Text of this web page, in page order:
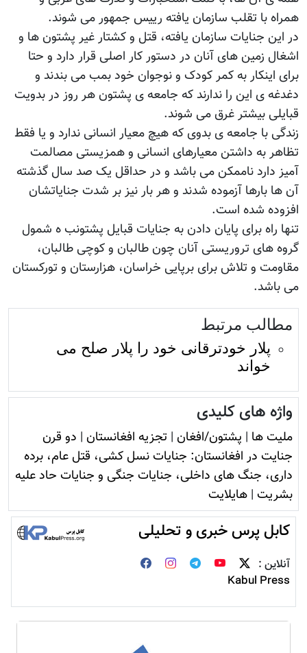
همراه با تقلب سازمان یافته رییس جمهور می شوند.
در این جنایات سازمان یافته، قتل و کشتار غیر پشتون ها و
اشغال زمین های آنان در دستور کار اصلی قرار دارد و حتا
برای اینکار به کمر کودک و نوجوان خود بمب می بندند و
دغدغه ی این را ندارند که جامعه ی پشتون هر روز در بدویت
قبایلی بیشتر غرق می شوند.
زندگی با جامعه ی بدوی که هیچ معیار انسانی ندارد و یا فقط
تظاهر به داشتن معیارهای انسانی و همزیستی مصالمت
آمیز دارد ناممکن می باشد و در حداقل یک صد سال گذشته
آن ها بارها آزموده شدند و هر بار نیز بر شدت جنایاتشان
افزوده شده است.
تنها راه برای پایان دادن به جنایات قبایل پشتونب ه شمول
گروه های تروریستی آنان چون طالبان و کوچی طالبان،
مقاومت و تلاش برای برپایی خراسان، هزارستان و تورکستان
می باشد.
مطالب مرتبط
پلار خودترقانی خود را پلار صلح می
خواند
واژه های کلیدی
ملیت ها | پشتون/افغان | تجزیه افغانستان | دو قرن
جنایت در افغانستان: جنایات نسل کشی، قتل عام، برده
داری، جنگ های داخلی، جنایات جنگی و جنایات حاد علیه
بشریت | هایلایت
کابل پرس خبری و تحلیلی
آنلاین :
Kabul Press